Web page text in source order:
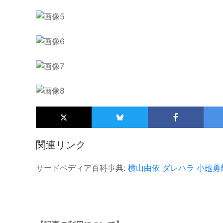
関連リンク
サードペディア百科事典: 横山由依 ダレハラ 小越勇